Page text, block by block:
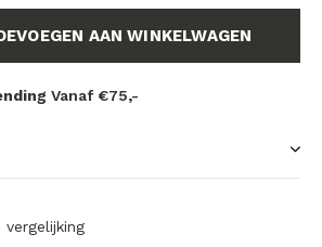
AAN WINKELWAGEN
Vanaf €75,-
vergelijking